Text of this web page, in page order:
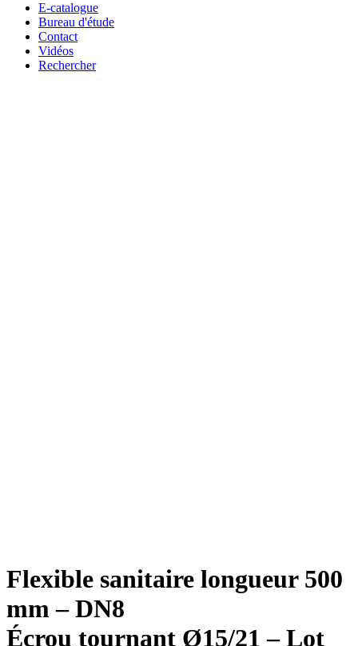
E-catalogue
Bureau d'étude
Contact
Vidéos
Rechercher
Flexible sanitaire longueur 500
mm – DN8
Écrou tournant Ø15/21 – Lot